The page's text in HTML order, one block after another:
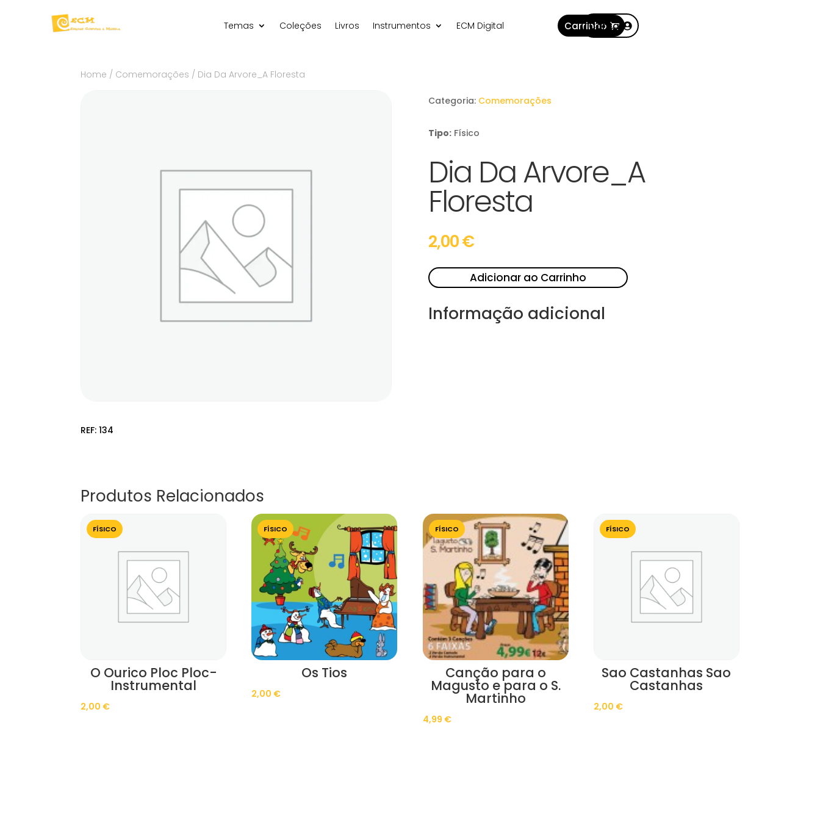
Temas Coleções Livros Instrumentos ECM Digital Carrinho
Conta
Home / Comemorações / Dia Da Arvore_A Floresta
REF: 134
Categoria: Comemorações
Tipo: Físico
Dia Da Arvore_A
Floresta
2,00€
Adicionar ao Carrinho
Informação adicional
Produtos Relacionados
FÍSICO
O Ourico Ploc Ploc-
Instrumental
2,00 €
FÍSICO
Os Tios
2,00 €
FÍSICO
Canção para o
Magusto e para o S.
Martinho
4,99 €
FÍSICO
Sao Castanhas Sao
Castanhas
2,00 €